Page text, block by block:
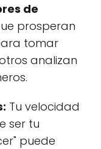
de
prosperan
tomar
analizan
Tu velocidad
ser tu
puede